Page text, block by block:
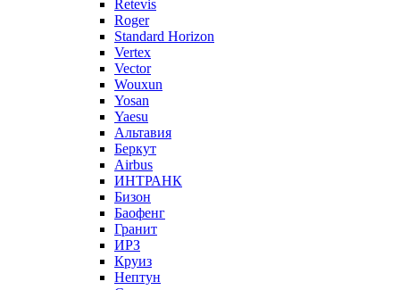
Retevis
Roger
Standard Horizon
Vertex
Vector
Wouxun
Yosan
Yaesu
Альтавия
Беркут
Airbus
ИНТРАНК
Бизон
Баофенг
Гранит
ИРЗ
Круиз
Нептун